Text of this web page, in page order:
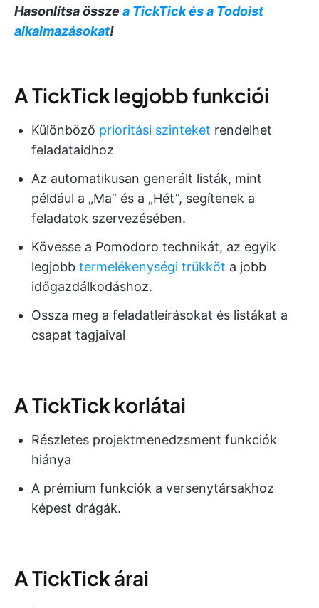
Hasonlítsa össze a TickTick és a Todoist
alkalmazásokat!
A TickTick legjobb funkciói
Különböző prioritási szinteket rendelhet
feladataidhoz
Az automatikusan generált listák, mint
például a „Ma” és a „Hét”, segítenek a
feladatok szervezésében.
Kövesse a Pomodoro technikát, az egyik
legjobb termelékenységi trükköt a jobb
időgazdálkodáshoz.
Ossza meg a feladatleírásokat és listákat a
csapat tagjaival
A TickTick korlátai
Részletes projektmenedzsment funkciók
hiánya
A prémium funkciók a versenytársakhoz
képest drágák.
A TickTick árai